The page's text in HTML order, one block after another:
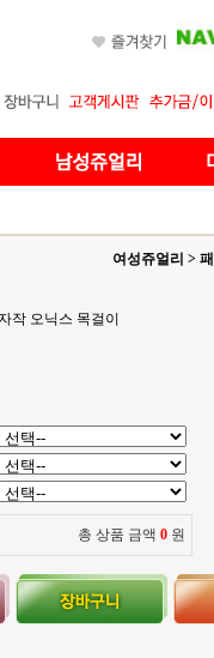
여성쥬얼리 >
작 오닉스 목걸이
총 상품 금액 0 원